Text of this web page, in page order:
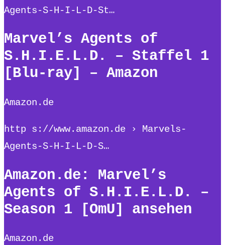
Agents-S-H-I-L-D-St…
Marvel’s Agents of
S.H.I.E.L.D. – Staffel 1
[Blu-ray] – Amazon
Amazon.de
http s://www.amazon.de › Marvels-
Agents-S-H-I-L-D-S…
Amazon.de: Marvel’s
Agents of S.H.I.E.L.D. –
Season 1 [OmU] ansehen
Amazon.de